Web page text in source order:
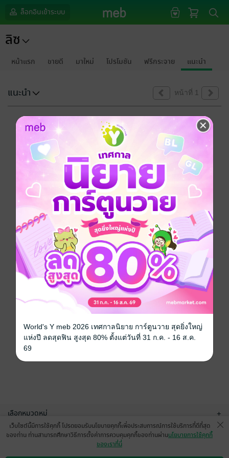
ล็อกอินเข้าระบบ
ลิซ
หน้าแรก ขายดี มาใหม่ โปรโมชัน ฟรีกระจาย แนะนำ
แนะนำ หน้าที่ 1
ขออภัยด้วยนะคะ
ไม่พบข้อมูลในหัวข้อที่คุณกำลังชมค่ะ
เลือกหมวดหมู่ +
บริการช่วยเหลือ
เว็บไซต์นี้มีการใช้คุกกี้ โปรดยอมรับนโยบายคุกกี้เพื่อประสบการณ์การใช้บริการที่ดีที่สุด
ของท่าน ท่านสามารถศึกษาวิธีการตั้งค่าการควบคุมคุกกี้ของท่านผ่านนโยบายการใช้คุกกี้
ของเราที่นี่
World's Y meb 2026 เทศกาลนิยาย การ์ตูนวาย สุดยิ่งใหญ่
แห่งปี ลดสุดฟิน สูงสุด 80% ตั้งแต่วันที่ 31 ก.ค. - 16 ส.ค.
69